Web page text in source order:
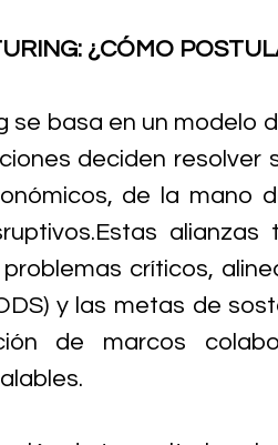
¿CÓMO
se basa en un modelo
deciden resolver
de la mano
alianzas
críticos,
y las metas de
de marcos